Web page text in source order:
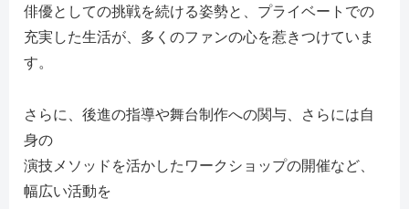
俳優としての挑戦を続ける姿勢と、プライベートでの
充実した生活が、多くのファンの心を惹きつけていま
す。
さらに、後進の指導や舞台制作への関与、さらには自
身の
演技メソッドを活かしたワークショップの開催など、
幅広い活動を